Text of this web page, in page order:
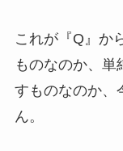
これが『Q』か
ものなのか、単
すものなのか、
ん。